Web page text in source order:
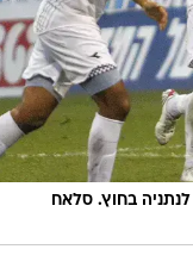
בחוץ. סלאח